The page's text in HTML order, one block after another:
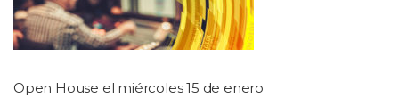
Open House el miércoles 15 de enero